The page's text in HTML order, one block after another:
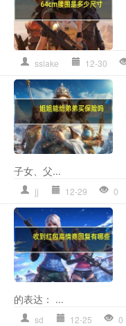
sslake 12-30
子女、父...
jj 12-29 0
的表达： ...
sd 12-25 0